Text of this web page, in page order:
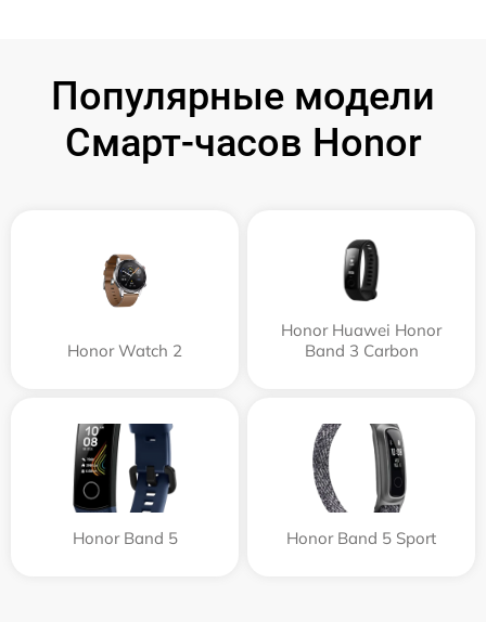
Популярные модели
Смарт-часов Honor
Honor Watch 2
Honor Huawei Honor
Band 3 Carbon
Honor Band 5 Honor Band 5 Sport